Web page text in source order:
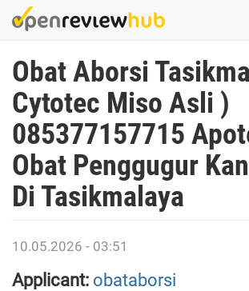
Skip
to
content
Obat Aborsi
Cytotec Miso Asli )
085377157715
Obat Penggugur
Di Tasikmalaya
10.05.2026 - 03:51
Applicant: obataborsi